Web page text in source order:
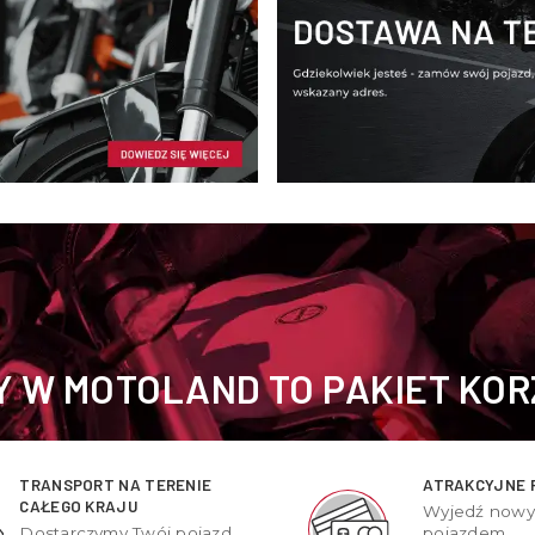
W MOTOLAND TO PAKIET
TRANSPORT NA TERENIE
CAŁEGO KRAJU
ATRAKCYJNE
Wyjedź